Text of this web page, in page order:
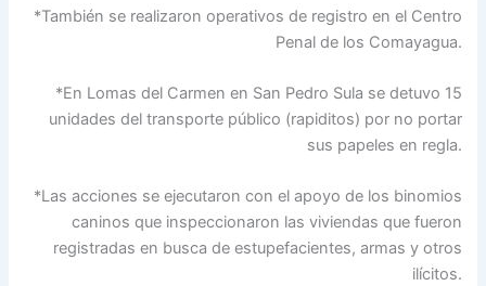
*También se realizaron operativos de registro en el Centro
Penal de los Comayagua.
*En Lomas del Carmen en San Pedro Sula se detuvo 15
unidades del transporte público (rapiditos) por no portar
sus papeles en regla.
*Las acciones se ejecutaron con el apoyo de los binomios
caninos que inspeccionaron las viviendas que fueron
registradas en busca de estupefacientes, armas y otros
ilícitos.